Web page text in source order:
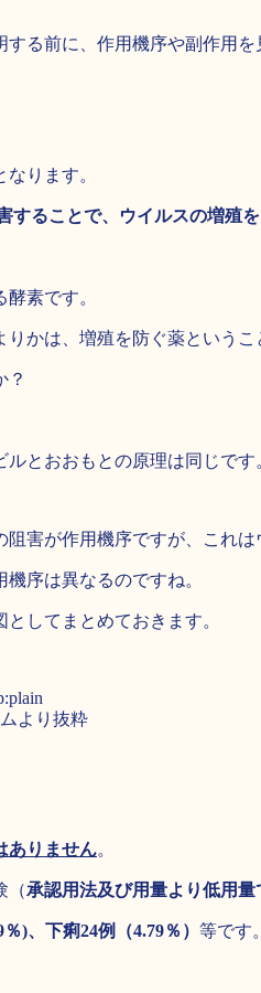
る前に、作用機序や副作用を
ります。
することで、ウイルスの増殖
素です。
かは、増殖を防ぐ薬というこ
？
とおおもとの原理は同じです
害が作用機序ですが、これ
序は異なるのですね。
してまとめておきます。
より抜粋
ありません。
（承認用法及び用量より低用
)、下痢24例（4.79％） 等です。